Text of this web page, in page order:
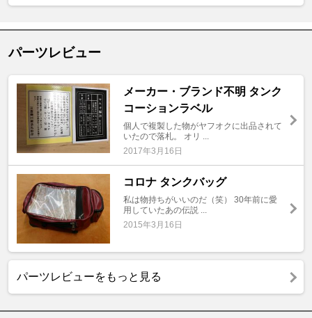
パーツレビュー
メーカー・ブランド不明 タンク
コーションラベル
個人で複製した物がヤフオクに出品されて
いたので落札。 オリ ...
2017年3月16日
コロナ タンクバッグ
私は物持ちがいいのだ（笑） 30年前に愛
用していたあの伝説 ...
2015年3月16日
パーツレビューをもっと見る